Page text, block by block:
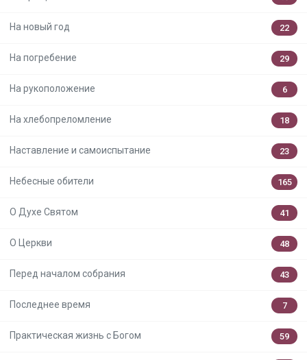
На новый год 22
На погребение 29
На рукоположение 6
На хлебопреломление 18
Наставление и самоиспытание 23
Небесные обители 165
О Духе Святом 41
О Церкви 48
Перед началом собрания 43
Последнее время 7
Практическая жизнь с Богом 59